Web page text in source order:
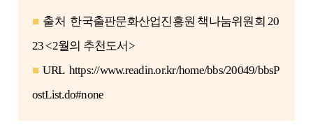
■ 출처 한국출판문화산업진흥원 책나눔위원회 20
23 <2월의 추천도서>
■URL https://www.readin.or.kr/home/bbs/20049/bbsP
ostList.do#none